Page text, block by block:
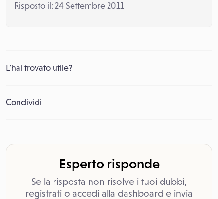
Risposto il: 24 Settembre 2011
L’hai trovato utile?
Condividi
Esperto risponde
Se la risposta non risolve i tuoi dubbi,
registrati o accedi alla dashboard e invia